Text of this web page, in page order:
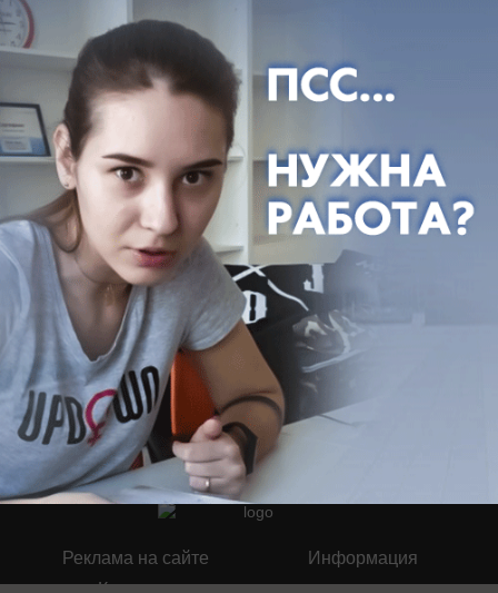
Публикации на тему: Итоги 2022
года - Краснодар
Здесь ничего нет
Реклама на сайте
Информация